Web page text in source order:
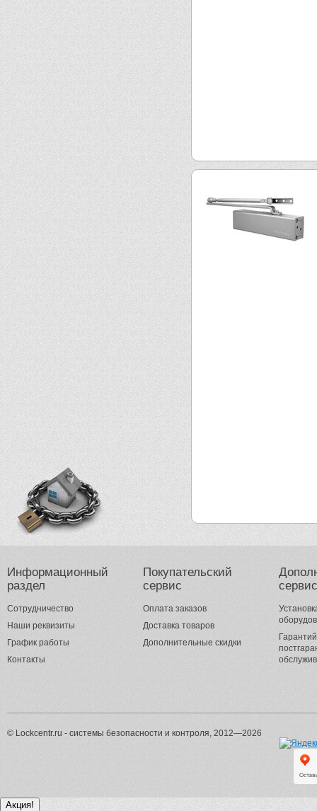
Информационный
раздел
Сотрудничество
Наши реквизиты
График работы
Контакты
Покупательский
сервис
Оплата заказов
Доставка товаров
Дополнительные скидки
сервис
© Lockcentr.ru - системы безопасности и контроля, 2012—2026
Акция!